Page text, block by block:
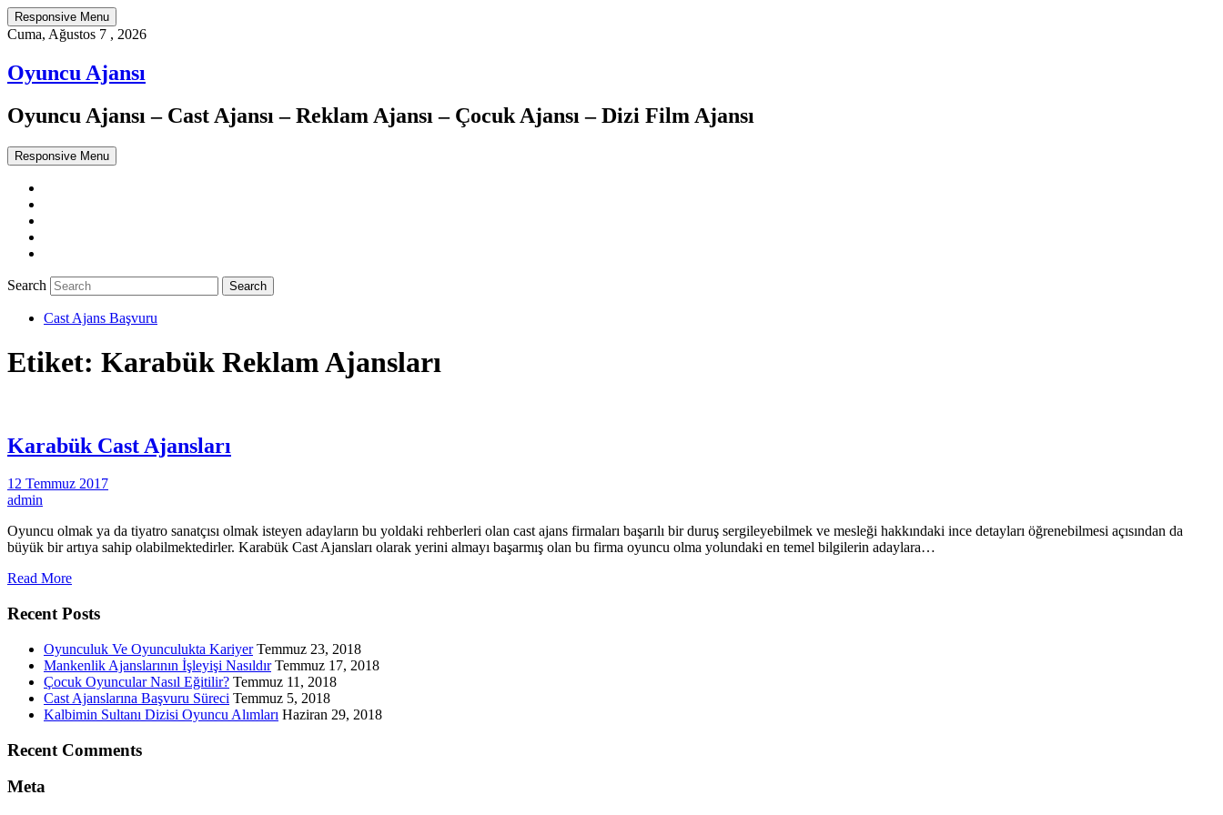
Responsive Menu
Cuma, Ağustos 7 , 2026
Oyuncu Ajansı
Oyuncu Ajansı – Cast Ajansı – Reklam Ajansı – Çocuk Ajansı – Dizi Film Ajansı
Responsive Menu
Search
Cast Ajans Başvuru
Etiket: Karabük Reklam Ajansları
Karabük Cast Ajansları
12 Temmuz 2017
admin
Oyuncu olmak ya da tiyatro sanatçısı olmak isteyen adayların bu yoldaki rehberleri olan cast ajans firmaları başarılı bir duruş sergileyebilmek ve mesleği hakkındaki ince detayları öğrenebilmesi açısından da
büyük bir artıya sahip olabilmektedirler. Karabük Cast Ajansları olarak yerini almayı başarmış olan bu firma oyuncu olma yolundaki en temel bilgilerin adaylara…
Read More
Recent Posts
Oyunculuk Ve Oyunculukta Kariyer Temmuz 23, 2018
Mankenlik Ajanslarının İşleyişi Nasıldır Temmuz 17, 2018
Çocuk Oyuncular Nasıl Eğitilir? Temmuz 11, 2018
Cast Ajanslarına Başvuru Süreci Temmuz 5, 2018
Kalbimin Sultanı Dizisi Oyuncu Alımları Haziran 29, 2018
Recent Comments
Meta